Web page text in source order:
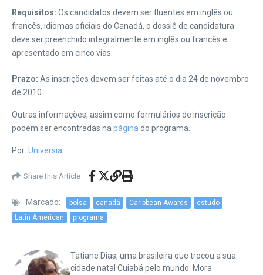
Requisitos: Os candidatos devem ser fluentes em inglês ou
francês, idiomas oficiais do Canadá, o dossiê de candidatura
deve ser preenchido integralmente em inglês ou francês e
apresentado em cinco vias.
Prazo: As inscrições devem ser feitas até o dia 24 de novembro
de 2010.
Outras informações, assim como formulários de inscrição
podem ser encontradas na página do programa.
Por: Universia
Share this Article
Marcado: bolsa canadá Caribbean Awards
estudo
Latin American
programa
Tatiane Dias, uma brasileira que trocou a sua
cidade natal Cuiabá pelo mundo. Mora